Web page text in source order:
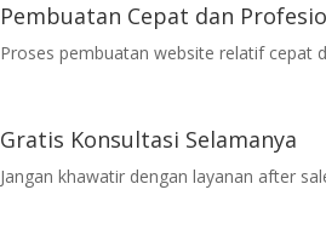
Pembuatan Cepat dan
Proses pembuatan website relatif cepat
Gratis Konsultasi Selamanya
Jangan khawatir dengan layanan after